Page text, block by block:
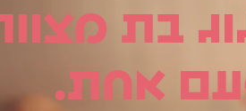
בת
אחת.